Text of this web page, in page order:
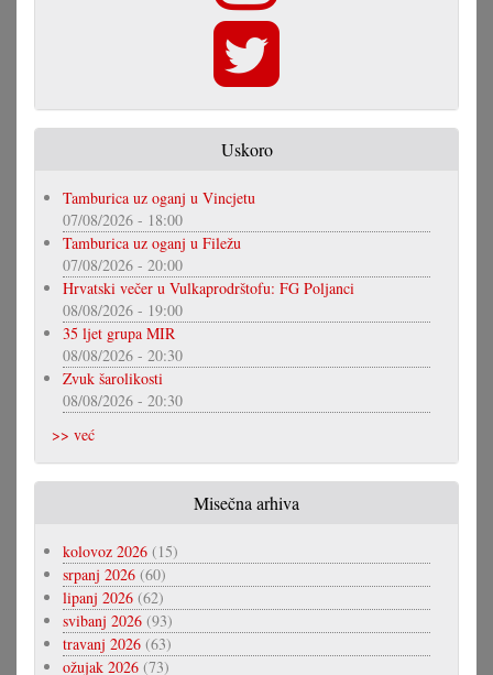
Uskoro
Tamburica uz oganj u Vincjetu
07/08/2026 - 18:00
Tamburica uz oganj u Filežu
07/08/2026 - 20:00
Hrvatski večer u Vulkaprodrštofu: FG Poljanci
08/08/2026 - 19:00
35 ljet grupa MIR
08/08/2026 - 20:30
Zvuk šarolikosti
08/08/2026 - 20:30
>> već
Misečna arhiva
kolovoz 2026 (15)
srpanj 2026 (60)
lipanj 2026 (62)
svibanj 2026 (93)
travanj 2026 (63)
ožujak 2026 (73)